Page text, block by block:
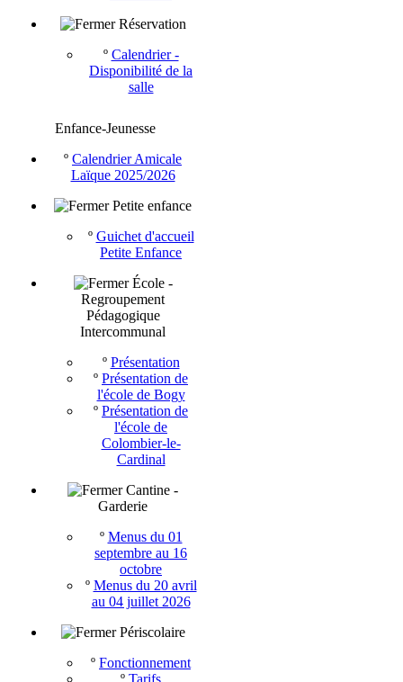
Réservation
º Calendrier -
Disponibilité de la
salle
Enfance-Jeunesse
º Calendrier Amicale
Laïque 2025/2026
Petite enfance
º Guichet d'accueil
Petite Enfance
École -
Regroupement
Pédagogique
Intercommunal
º Présentation
º Présentation de
l'école de Bogy
º Présentation de
l'école de
Colombier-le-
Cardinal
Cantine -
Garderie
º Menus du 01
septembre au 16
octobre
º Menus du 20 avril
au 04 juillet 2026
Périscolaire
º Fonctionnement
º Tarifs